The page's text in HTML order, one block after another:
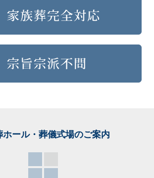
ホール・葬儀式場のご案内